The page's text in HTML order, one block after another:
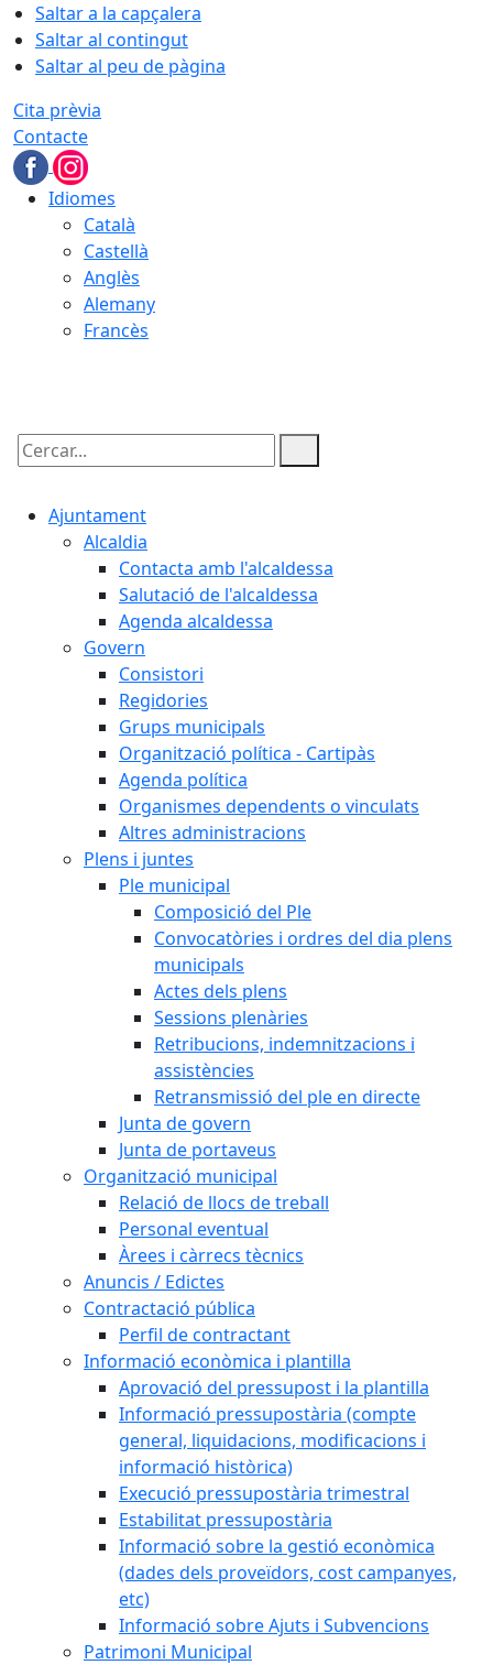
Saltar a la capçalera
Saltar al contingut
Saltar al peu de pàgina
Cita prèvia
Contacte
Idiomes
Català
Castellà
Anglès
Alemany
Francès
Cercar:
Ajuntament
Alcaldia
Contacta amb l'alcaldessa
Salutació de l'alcaldessa
Agenda alcaldessa
Govern
Consistori
Regidories
Grups municipals
Organització política - Cartipàs
Agenda política
Organismes dependents o vinculats
Altres administracions
Plens i juntes
Ple municipal
Composició del Ple
Convocatòries i ordres del dia plens
municipals
Actes dels plens
Sessions plenàries
Retribucions, indemnitzacions i
assistències
Retransmissió del ple en directe
Junta de govern
Junta de portaveus
Organització municipal
Relació de llocs de treball
Personal eventual
Àrees i càrrecs tècnics
Anuncis / Edictes
Contractació pública
Perfil de contractant
Informació econòmica i plantilla
Aprovació del pressupost i la plantilla
Informació pressupostària (compte
general, liquidacions, modificacions i
informació històrica)
Execució pressupostària trimestral
Estabilitat pressupostària
Informació sobre la gestió econòmica
(dades dels proveïdors, cost campanyes,
etc)
Informació sobre Ajuts i Subvencions
Patrimoni Municipal